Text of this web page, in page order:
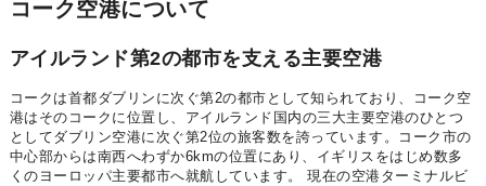
コーク空港について
アイルランド第2の都市を支える主要空港
コークは首都ダブリンに次ぐ第2の都市として知られており、コーク空
港はそのコークに位置し、アイルランド国内の三大主要空港のひとつ
としてダブリン空港に次ぐ第2位の旅客数を誇っています。コーク市の
中心部からは南西へわずか6kmの位置にあり、イギリスをはじめ数多
くのヨーロッパ主要都市へ就航しています。 現在の空港ターミナルビ